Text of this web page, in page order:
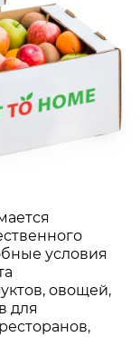
условия
овощей,
для